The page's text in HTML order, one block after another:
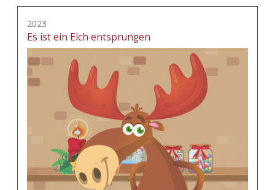
2023
Es ist ein Elch entsprungen